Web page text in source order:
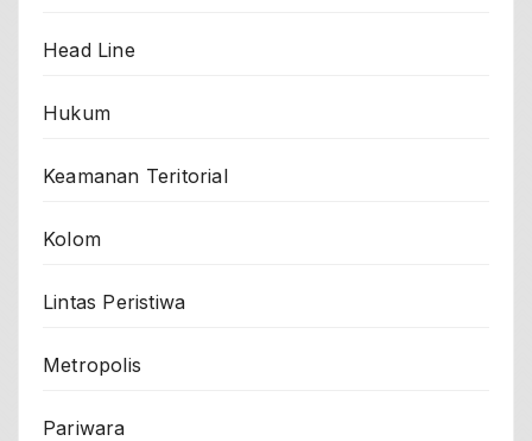
Head Line
Hukum
Keamanan Teritorial
Kolom
Lintas Peristiwa
Metropolis
Pariwara